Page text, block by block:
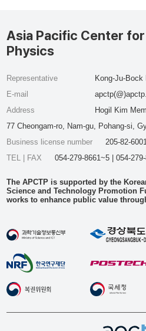
Asia Pacific Center
Physics
Representative
Kong-Ju-Bock
E-mail
Address
Hogil Kim
77 Cheongam-ro, Nam-gu, Pohang-si,
Business license number
205-82-
TEL | FAX
054-279-8661~5 | 054-
The APCTP is supported by the
Science and Technology Promotion
works to enhance public value